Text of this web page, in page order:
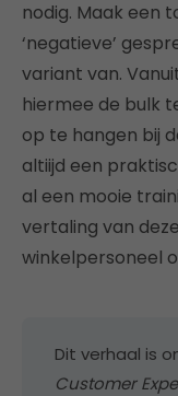
nodig. Maak een
‘negatieve’
variant van.
hiermee de bulk
op te hangen bij
altiijd een
al een mooie
vertaling van
winkelpersoneel
Dit verhaal is
Customer